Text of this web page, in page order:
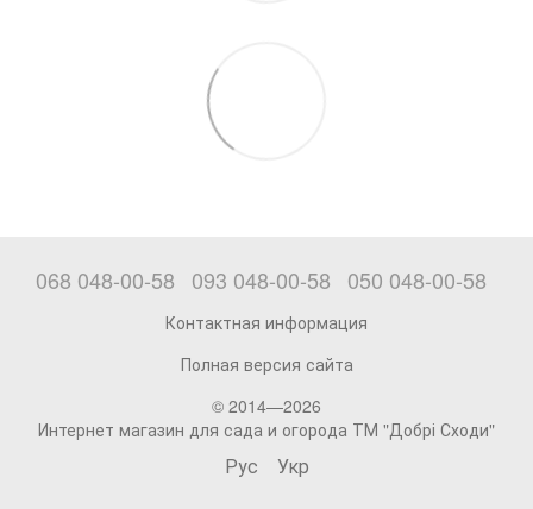
068 048-00-58 093 048-00-58 050 048-00-58
Контактная информация
Полная версия сайта
© 2014—2026
Интернет магазин для сада и огорода ТМ "Добрі Сходи"
Рус Укр